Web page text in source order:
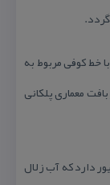
خط كوفی مربوط به
معماری پلكانی
دره تنگیور دارد كه آب زلال